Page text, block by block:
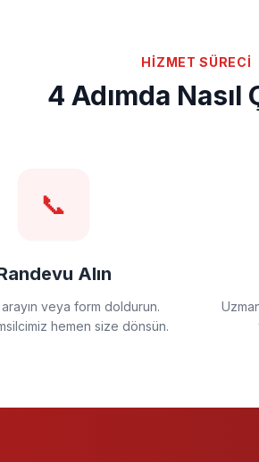
HİZMET SÜRECİ
4 Adımda Nasıl
📞
Alın
arayın veya form doldurun.
hemen size dönsün.